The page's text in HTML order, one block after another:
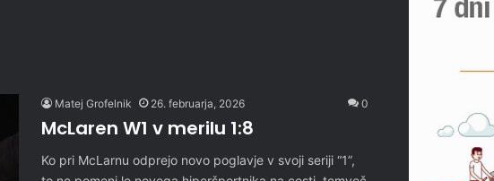
Matej Grofelnik 26. februarja, 2026 0
McLaren W1 v merilu 1:8
Ko pri McLarnu odprejo novo poglavje v svoji seriji “1”,